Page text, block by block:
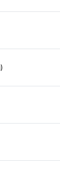
Mobile Interim Company No.2 S.A.L. (وزارة الاتصالات)